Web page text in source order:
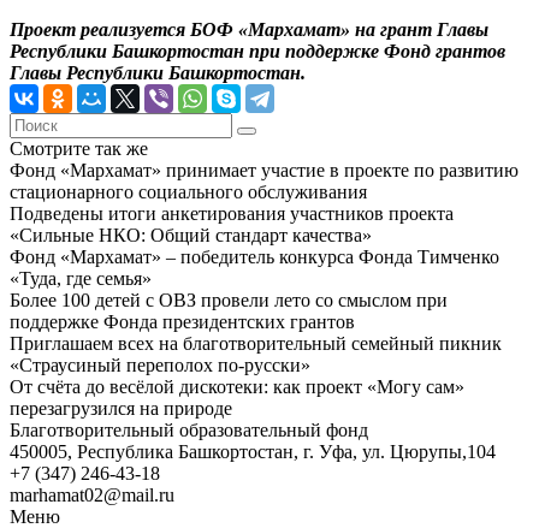
Проект реализуется БОФ «Мархамат» на грант Главы
Республики Башкортостан при поддержке Фонд грантов
Главы Республики Башкортостан.
Смотрите так же
Фонд «Мархамат» принимает участие в проекте по развитию
стационарного социального обслуживания
Подведены итоги анкетирования участников проекта
«Сильные НКО: Общий стандарт качества»
Фонд «Мархамат» – победитель конкурса Фонда Тимченко
«Туда, где семья»
Более 100 детей с ОВЗ провели лето со смыслом при
поддержке Фонда президентских грантов
Приглашаем всех на благотворительный семейный пикник
«Страусиный переполох по-русски»
От счёта до весёлой дискотеки: как проект «Могу сам»
перезагрузился на природе
Благотворительный образовательный фонд
450005, Республика Башкортостан, г. Уфа, ул. Цюрупы,104
+7 (347) 246-43-18
marhamat02@mail.ru
Меню